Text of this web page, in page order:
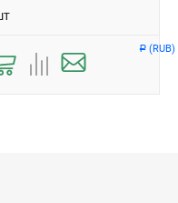
Р (RUB)